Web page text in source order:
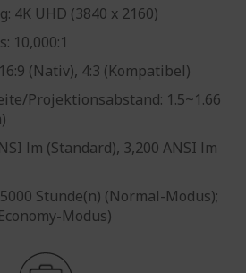
4K UHD (3840 x 2160)
10,000:1
(Nativ), 4:3 (Kompatibel)
Projektionsabstand: 1.5~1.66
lm (Standard), 3,200 ANSI lm
Stunde(n) (Normal-Modus);
Modus)